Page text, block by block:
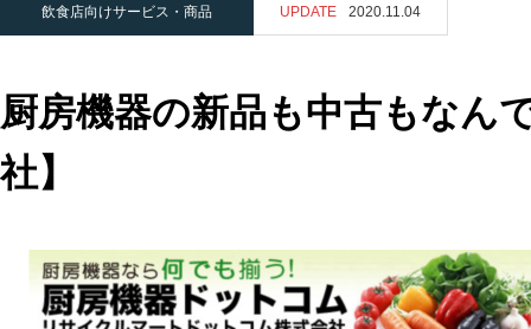
飲食店向けサービス・商品 UPDATE 2020.11.04
厨房機器の新品も中古もなん
社】